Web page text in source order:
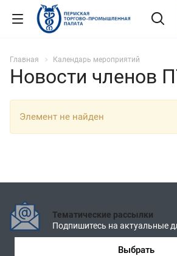
Главная Календарь мероприятий
Новости членов
Элемент не найден
Тематические рассылки
Подпишитесь на актуальные
Выбрать